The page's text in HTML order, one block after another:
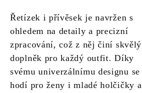
Řetízek i přívěsek je navržen s
ohledem na detaily a precizní
zpracování, což z něj činí skvělý
doplněk pro každý outfit. Díky
svému univerzálnímu designu se
hodí pro ženy i mladé holčičky a